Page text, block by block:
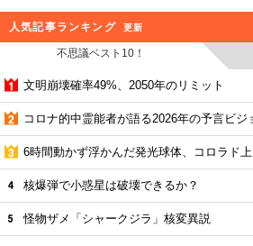
人気記事ランキング 更新
不思議ベスト10！
文明崩壊確率49%、2050年のリミット
コロナ的中霊能者が語る2026年の予言ビジ
6時間動かず浮かんだ発光球体、コロラド
核爆弾で小惑星は破壊できるか？
怪物ザメ「シャークジラ」核変異説